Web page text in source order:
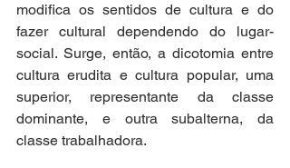
modifica os sentidos de cultura e do
fazer cultural dependendo do lugar-
social. Surge, então, a dicotomia entre
cultura erudita e cultura popular, uma
superior, representante da classe
dominante, e outra subalterna, da
classe trabalhadora.